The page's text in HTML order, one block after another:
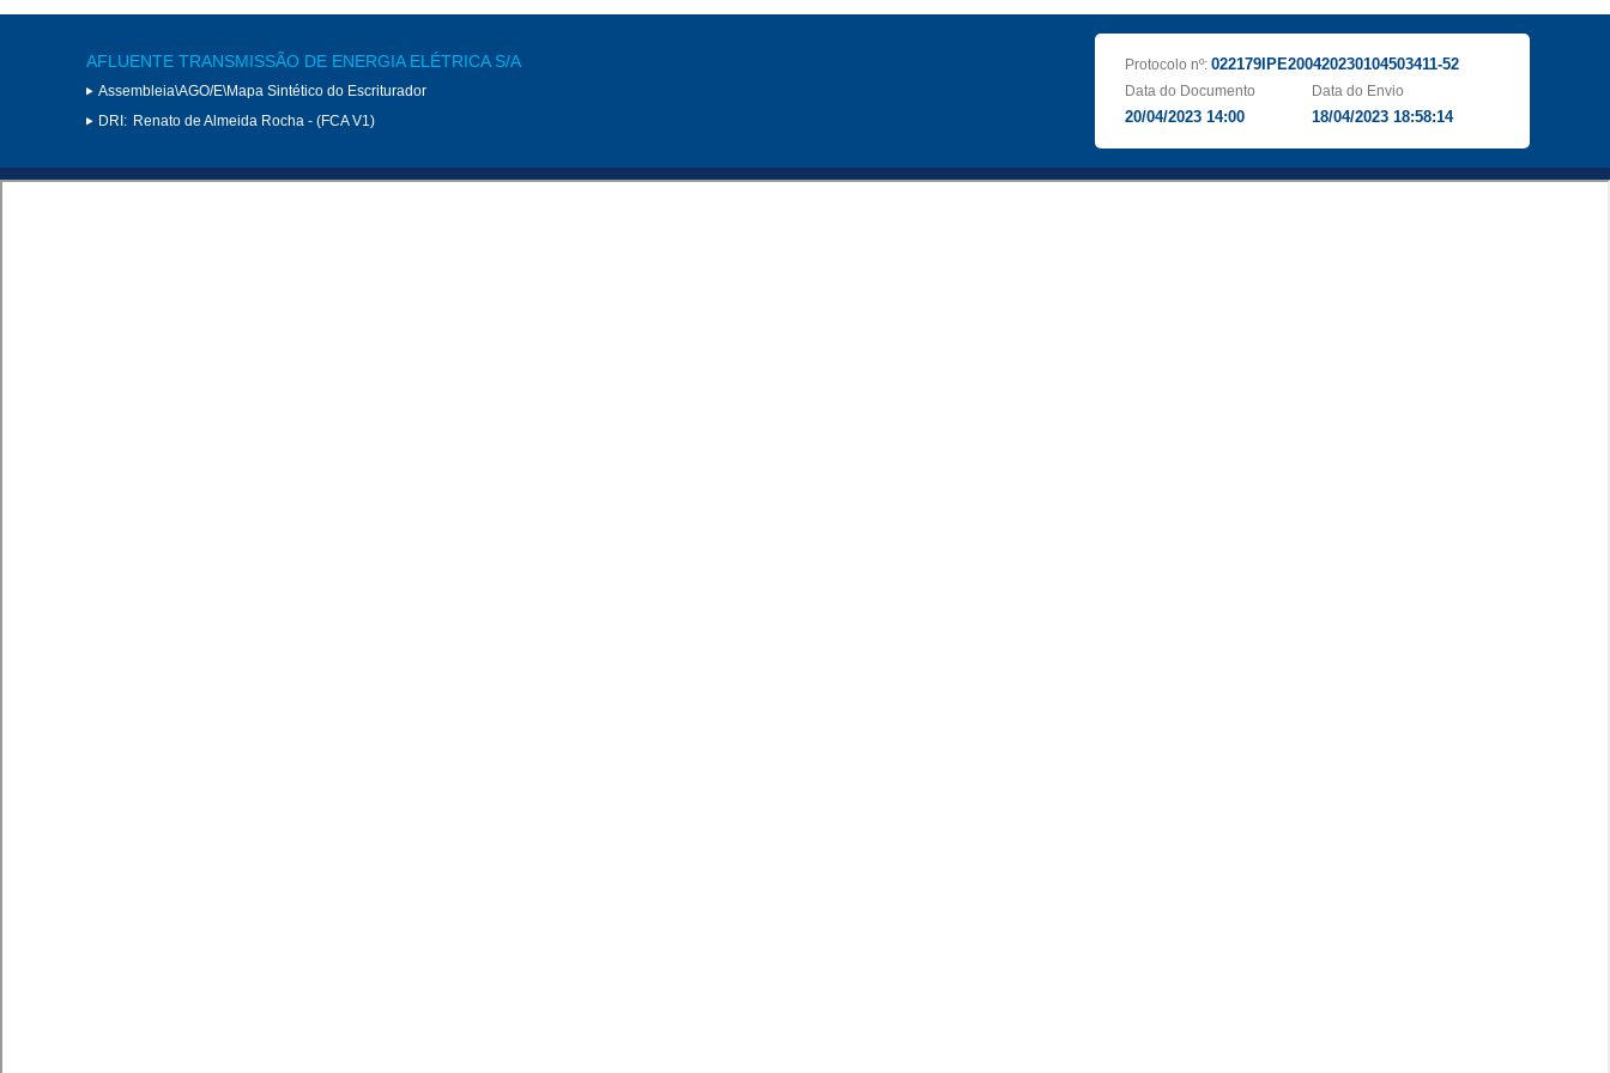
AFLUENTE TRANSMISSÃO DE ENERGIA ELÉTRICA S/A
Assembleia\AGO/E\Mapa Sintético do Escriturador
DRI: Renato de Almeida Rocha - (FCA V1)
Protocolo nº: 022179IPE200420230104503411-52
Data do Documento
20/04/2023 14:00
Data do Envio
18/04/2023 18:58:14